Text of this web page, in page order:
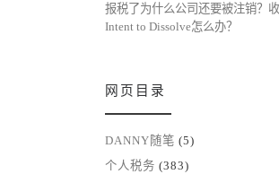
报税了为什么公司还要被注销？
Intent to Dissolve怎么办？
网页目录
DANNY随笔 (5)
个人税务 (383)